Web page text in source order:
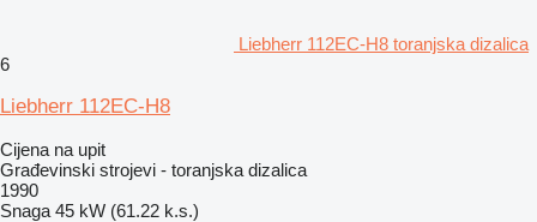
Liebherr 112EC-H8 toranjska dizalica
6
Liebherr 112EC-H8
Cijena na upit
Građevinski strojevi - toranjska dizalica
1990
Snaga 45 kW (61.22 k.s.)